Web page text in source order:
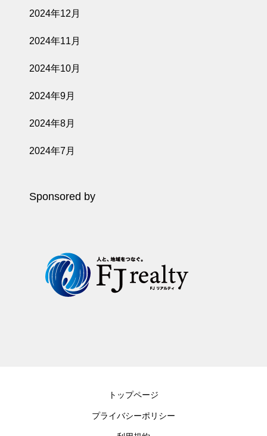
2024年12月
2024年11月
2024年10月
2024年9月
2024年8月
2024年7月
Sponsored by
トップページ
プライバシーポリシー